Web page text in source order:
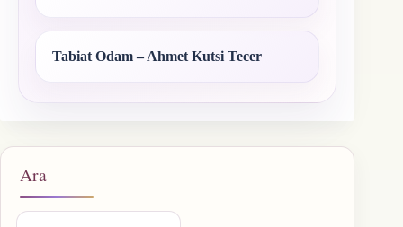
Tabiat Odam – Ahmet Kutsi Tecer
Ara